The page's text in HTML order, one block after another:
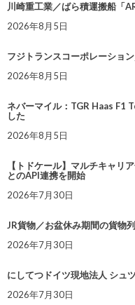
川崎重工業／ばら積運搬船「
2026年8月5日
フジトランスコーポレーショ
2026年8月5日
ネバーマイル：TGR Haas F1
した
2026年8月5日
【トドケール】マルチキャリ
とのAPI連携を開始
2026年7月30日
JR貨物／お盆休み期間の貨物
2026年7月30日
にしてつドイツ現地法人 シュ
2026年7月30日